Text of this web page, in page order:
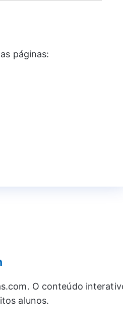
páginas:
O conteúdo
alunos.